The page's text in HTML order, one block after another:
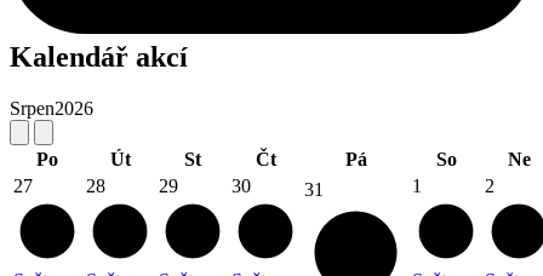
Kalendář akcí
Srpen2026
Po Út St Čt Pá So
Ne
27
28 29 30 31 1 2